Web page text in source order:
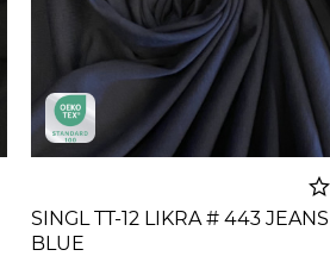
SINGL TT-12 LIKRA # 443 JEANS
BLUE